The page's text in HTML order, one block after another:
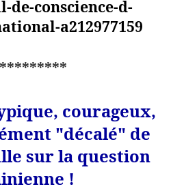
de-conscience-d-
a212977159
courageux,
"décalé" de
sur la question
!